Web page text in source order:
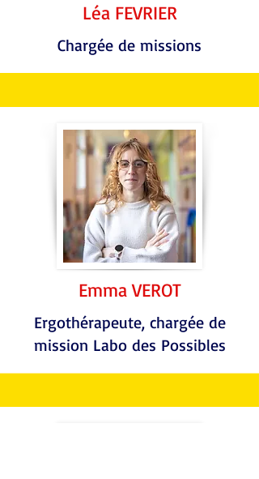
Léa FEVRIER
Chargée de missions
Emma VEROT
Ergothérapeute, chargée de
mission Labo des Possibles